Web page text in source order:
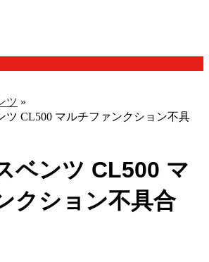
ツ »
ツ CL500 マルチファンクション不具
ベンツ CL500 マ
クション不具合